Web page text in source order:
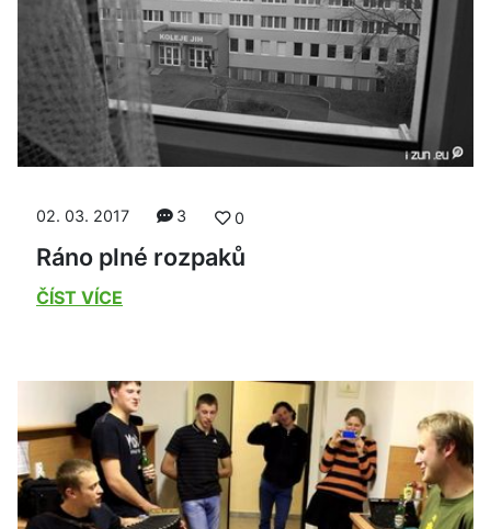
02. 03. 2017 3 0
Ráno plné rozpaků
ČÍST VÍCE